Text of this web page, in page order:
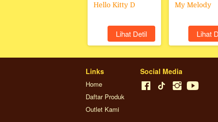
Hello Kitty D
`Lihat Detil
My Melody
`Lihat
Links
Home
Daftar Produk
Outlet Kami
Social Media